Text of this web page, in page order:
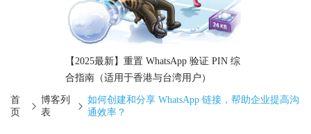
【2025最新】重置 WhatsApp 验证 PIN 综
合指南（适用于香港与台湾用户）
首
页
博客列
表
如何创建和分享 WhatsApp 链接，帮助企业提高沟
通效率？